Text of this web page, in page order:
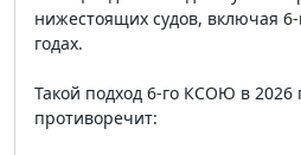
нижестоящих судов, включая
годах.
Такой подход 6-го КСОЮ в 2026
противоречит: